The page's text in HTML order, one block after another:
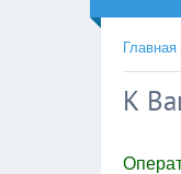
Главная
К